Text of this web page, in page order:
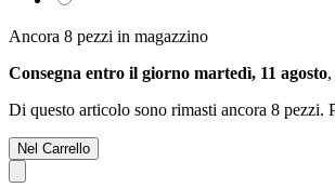
Ancora 8 pezzi in magazzino
Consegna entro il giorno martedì, 11 agosto
Di questo articolo sono rimasti ancora 8 pezzi.
Nel Carrello